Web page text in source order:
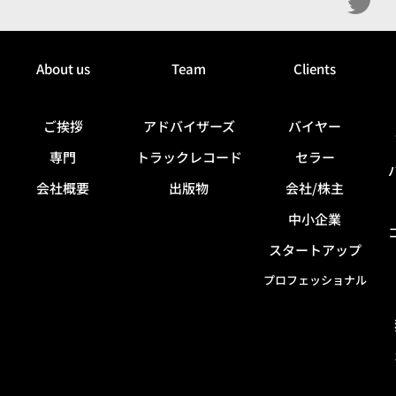
About us
ご挨拶
専門
会社概要
Team
アドバイザーズ
トラックレコード
出版物
Clients
バイヤー
セラー
会社/株主
中小企業
スタートアップ
プロフェッショナル